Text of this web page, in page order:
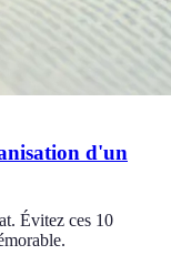
d'un
Évitez ces 10